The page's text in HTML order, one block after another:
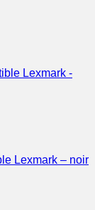
Lexmark – noir